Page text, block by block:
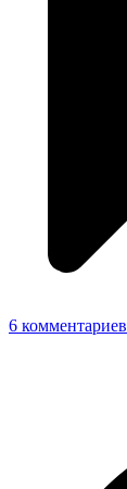
6 комментариев